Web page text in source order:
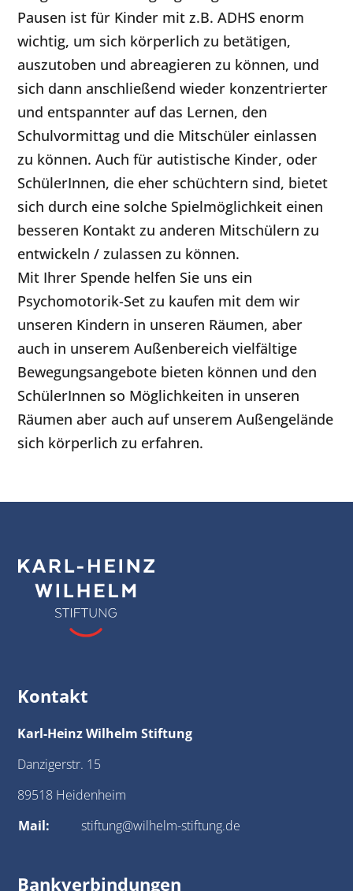
Pausen ist für Kinder mit z.B. ADHS enorm
wichtig, um sich körperlich zu betätigen,
auszutoben und abreagieren zu können, und
sich dann anschließend wieder konzentrierter
und entspannter auf das Lernen, den
Schulvormittag und die Mitschüler einlassen
zu können. Auch für autistische Kinder, oder
SchülerInnen, die eher schüchtern sind, bietet
sich durch eine solche Spielmöglichkeit einen
besseren Kontakt zu anderen Mitschülern zu
entwickeln / zulassen zu können.
Mit Ihrer Spende helfen Sie uns ein
Psychomotorik-Set zu kaufen mit dem wir
unseren Kindern in unseren Räumen, aber
auch in unserem Außenbereich vielfältige
Bewegungsangebote bieten können und den
SchülerInnen so Möglichkeiten in unseren
Räumen aber auch auf unserem Außengelände
sich körperlich zu erfahren.
Kontakt
Karl-Heinz Wilhelm Stiftung
Danzigerstr. 15
89518 Heidenheim
Mail:
stiftung@wilhelm-stiftung.de
Bankverbindungen